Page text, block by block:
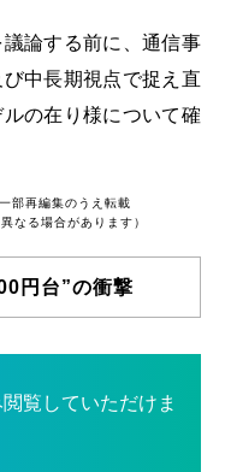
論する前に、通信事
中長期視点で捉え直
の在り様について確
部再編集のうえ転載
なる場合があります）
円台”の衝撃
覧していただけま